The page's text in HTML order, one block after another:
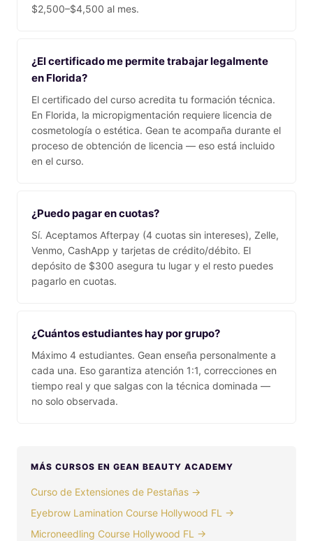
$2,500–$4,500 al mes.
¿El certificado me permite trabajar legalmente
en Florida?
El certificado del curso acredita tu formación técnica.
En Florida, la micropigmentación requiere licencia de
cosmetología o estética. Gean te acompaña durante el
proceso de obtención de licencia — eso está incluido
en el curso.
¿Puedo pagar en cuotas?
Sí. Aceptamos Afterpay (4 cuotas sin intereses), Zelle,
Venmo, CashApp y tarjetas de crédito/débito. El
depósito de $300 asegura tu lugar y el resto puedes
pagarlo en cuotas.
¿Cuántos estudiantes hay por grupo?
Máximo 4 estudiantes. Gean enseña personalmente a
cada una. Eso garantiza atención 1:1, correcciones en
tiempo real y que salgas con la técnica dominada —
no solo observada.
MÁS CURSOS EN GEAN BEAUTY ACADEMY
Curso de Extensiones de Pestañas →
Eyebrow Lamination Course Hollywood FL →
Microneedling Course Hollywood FL →